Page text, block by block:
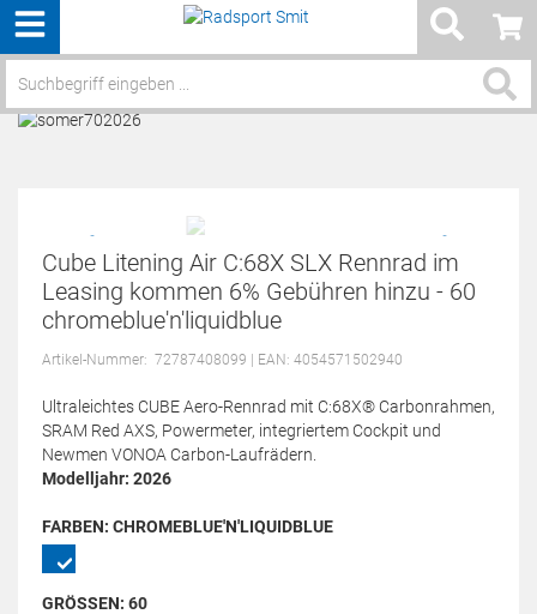
Menü
Service / Hilfe
Cube Litening Air C:68X SLX Rennrad im
Leasing kommen 6% Gebühren hinzu - 60
chromeblue'n'liquidblue
Artikel-Nummer: 72787408099 | EAN: 4054571502940
Ultraleichtes CUBE Aero-Rennrad mit C:68X® Carbonrahmen,
SRAM Red AXS, Powermeter, integriertem Cockpit und
Newmen VONOA Carbon-Laufrädern.
Modelljahr: 2026
FARBEN: CHROMEBLUE'N'LIQUIDBLUE
GRÖSSEN: 60